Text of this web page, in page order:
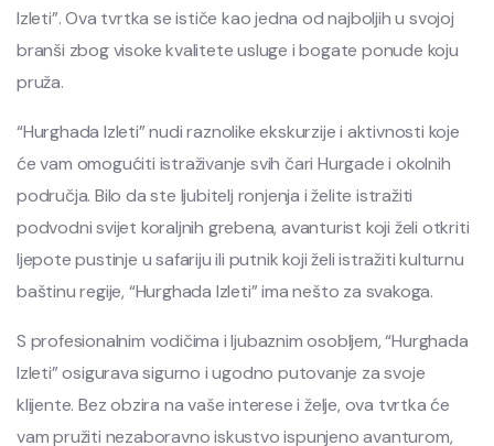
Izleti”. Ova tvrtka se ističe kao jedna od najboljih u svojoj
branši zbog visoke kvalitete usluge i bogate ponude koju
pruža.
“Hurghada Izleti” nudi raznolike ekskurzije i aktivnosti koje
će vam omogućiti istraživanje svih čari Hurgade i okolnih
područja. Bilo da ste ljubitelj ronjenja i želite istražiti
podvodni svijet koraljnih grebena, avanturist koji želi otkriti
ljepote pustinje u safariju ili putnik koji želi istražiti kulturnu
baštinu regije, “Hurghada Izleti” ima nešto za svakoga.
S profesionalnim vodičima i ljubaznim osobljem, “Hurghada
Izleti” osigurava sigurno i ugodno putovanje za svoje
klijente. Bez obzira na vaše interese i želje, ova tvrtka će
vam pružiti nezaboravno iskustvo ispunjeno avanturom,